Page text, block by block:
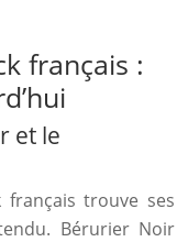
français :
et le
trouve ses
Bérurier Noir